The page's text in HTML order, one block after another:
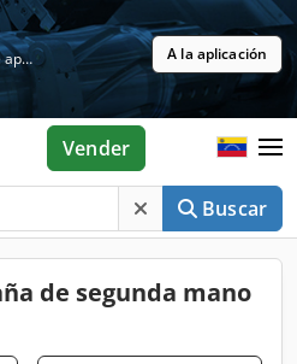
Gratis en la tienda de aplicaciones A la aplicación
Buscar
Vender
de segunda mano